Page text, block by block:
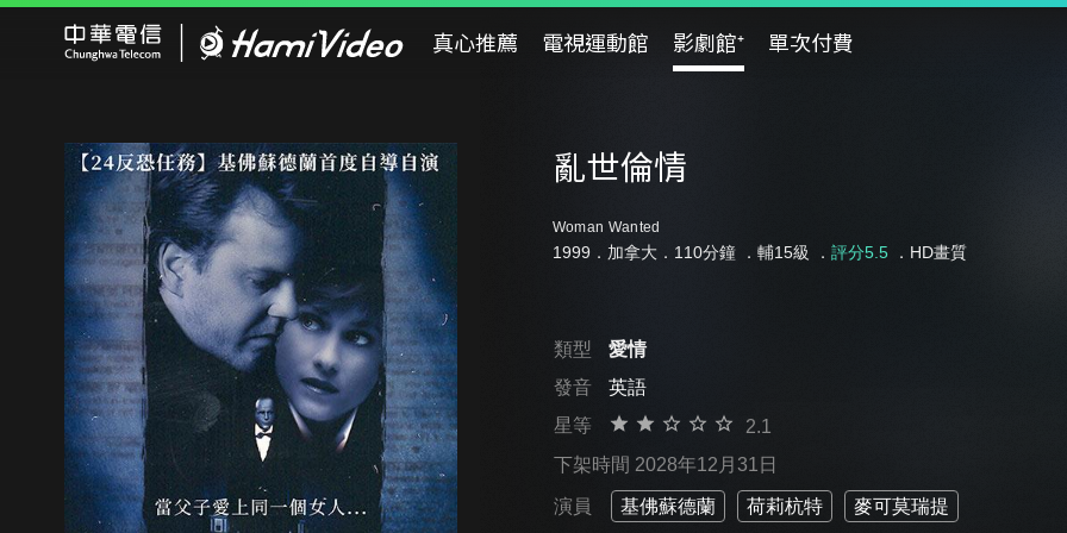
真心推薦 電視運動館 影劇館⁺ 單次付費
亂世倫情
Woman Wanted
1999．加拿大．110分鐘 ． 輔15級 ． 評分5.5．HD畫質
類型
愛情
發音
英語
星等
2.1
下架時間 2028年12月31日
演員 基佛蘇德蘭 荷莉杭特 麥可莫瑞提